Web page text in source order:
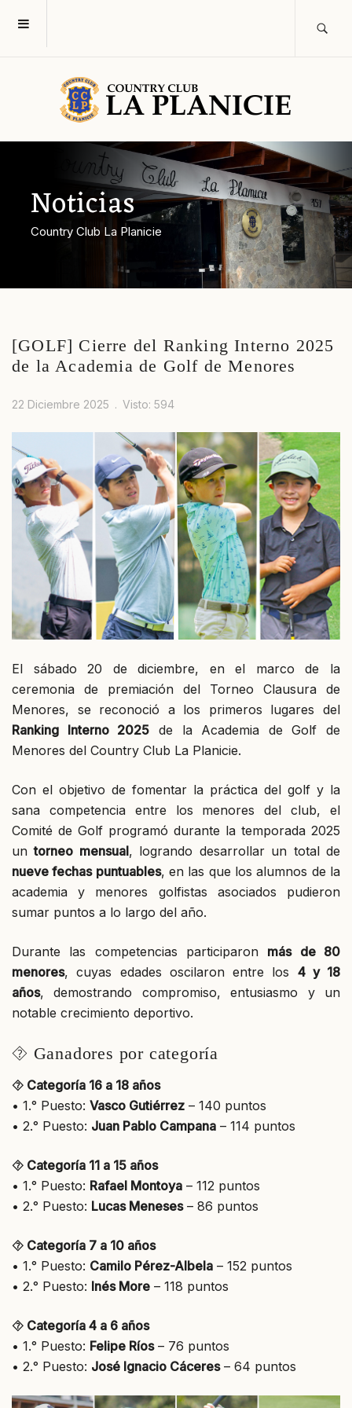
Noticias
Country Club La Planicie
[GOLF] Cierre del Ranking Interno 2025
de la Academia de Golf de Menores
22 Diciembre 2025 Visto: 594
El sábado 20 de diciembre, en el marco de la
ceremonia de premiación del Torneo Clausura de
Menores, se reconoció a los primeros lugares del
Ranking Interno 2025 de la Academia de Golf de
Menores del Country Club La Planicie.
Con el objetivo de fomentar la práctica del golf y la
sana competencia entre los menores del club, el
Comité de Golf programó durante la temporada 2025
untorneo mensual, logrando desarrollar un total de
nueve fechas puntuables, en las que los alumnos de la
academia y menores golfistas asociados pudieron
sumar puntos a lo largo del año.
Durante las competencias participaron más de 80
menores, cuyas edades oscilaron entre los 4 y 18
años, demostrando compromiso, entusiasmo y un
notable crecimiento deportivo.
⯑ Ganadores por categoría
⯑ Categoría 16 a 18 años
• 1.° Puesto: Vasco Gutiérrez – 140 puntos
• 2.° Puesto: Juan Pablo Campana – 114 puntos
⯑ Categoría 11 a 15 años
• 1.° Puesto: Rafael Montoya – 112 puntos
• 2.° Puesto: Lucas Meneses– 86 puntos
⯑ Categoría 7 a 10 años
• 1.° Puesto: Camilo Pérez-Albela – 152 puntos
• 2.° Puesto: Inés More – 118 puntos
⯑ Categoría 4 a 6 años
• 1.° Puesto: Felipe Ríos– 76 puntos
• 2.° Puesto: José Ignacio Cáceres– 64 puntos